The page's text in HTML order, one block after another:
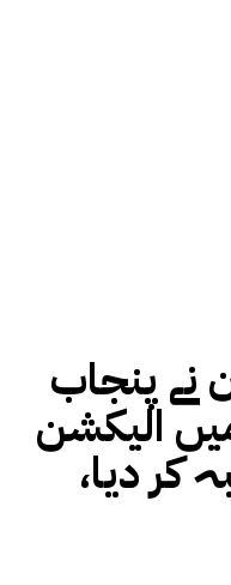
نے پنجاب
الیکشن
کر دیا،